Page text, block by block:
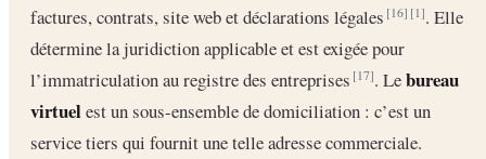
factures, contrats, site web et déclarations légales[16] [1]. Elle
détermine la juridiction applicable et est exigée pour
l’immatriculation au registre des entreprises[17]. Lebureau
virtuelest un sous-ensemble de domiciliation : c’est un
service tiers qui fournit une telle adresse commerciale.